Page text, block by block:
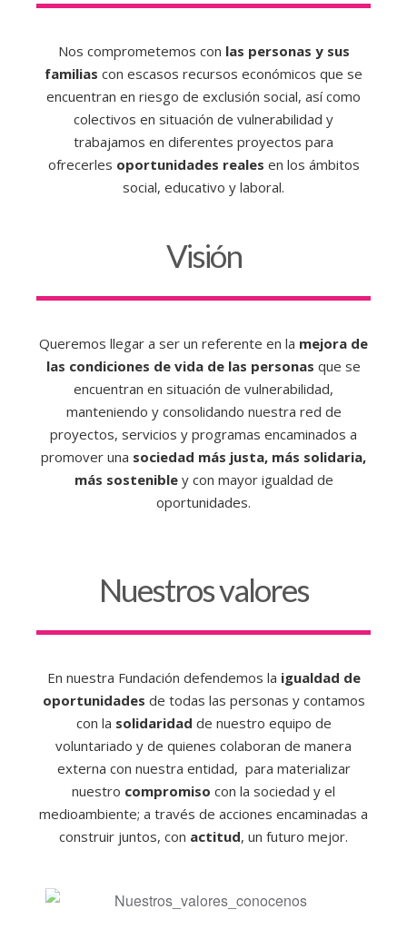
Nos comprometemos con las personas y sus
familias con escasos recursos económicos que se
encuentran en riesgo de exclusión social, así como
colectivos en situación de vulnerabilidad y
trabajamos en diferentes proyectos para
ofrecerles oportunidades reales en los ámbitos
social, educativo y laboral.
Visión
Queremos llegar a ser un referente en la mejora de
las condiciones de vida de las personas que se
encuentran en situación de vulnerabilidad,
manteniendo y consolidando nuestra red de
proyectos, servicios y programas encaminados a
promover una sociedad más justa, más solidaria,
más sostenibley con mayor igualdad de
oportunidades.
Nuestros valores
En nuestra Fundación defendemos la igualdad de
oportunidades de todas las personas y contamos
con la solidaridad de nuestro equipo de
voluntariado y de quienes colaboran de manera
externa con nuestra entidad, para materializar
nuestro compromiso con la sociedad y el
medioambiente; a través de acciones encaminadas a
construir juntos, con actitud, un futuro mejor.